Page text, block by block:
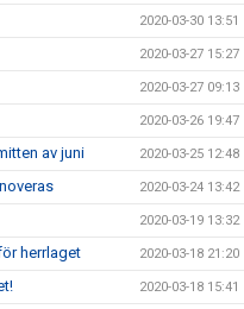
2020-03-30 13:51
2020-03-27 15:27
2020-03-27 09:13
2020-03-26 19:47
av juni 2020-03-25 12:48
2020-03-24 13:42
2020-03-19 13:32
herrlaget 2020-03-18 21:20
2020-03-18 15:41